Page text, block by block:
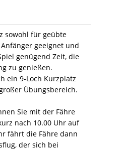
sowohl für geübte
geeignet und
genügend Zeit, die
zu genießen.
ein 9-Loch Kurzplatz
Übungsbereich.
Sie mit der Fähre
nach 10.00 Uhr auf
fährt die Fähre dann
der sich bei